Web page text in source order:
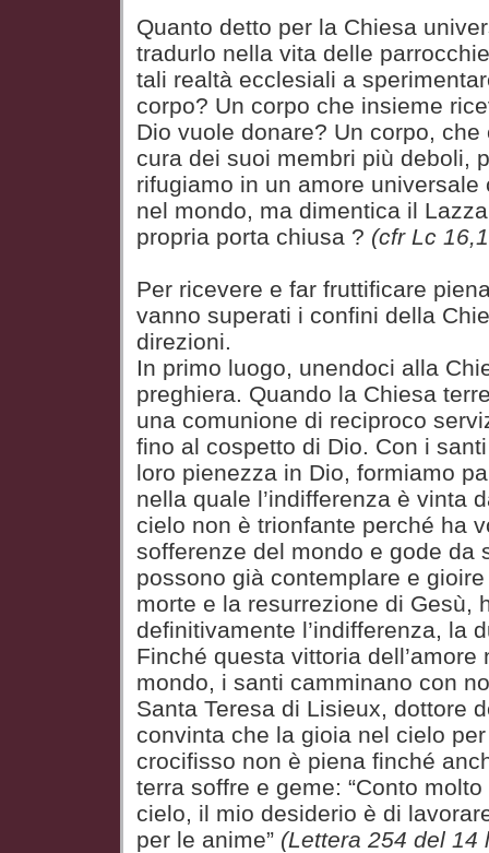
Quanto detto per la Chiesa
tradurlo nella vita delle
tali realtà ecclesiali a
corpo? Un corpo che insieme
Dio vuole donare? Un corpo,
cura dei suoi membri più deboli,
rifugiamo in un amore
nel mondo, ma dimentica il
propria porta chiusa ? (cfr Lc
Per ricevere e far fruttificare
vanno superati i confini della
direzioni.
In primo luogo, unendoci alla
preghiera. Quando la Chiesa
una comunione di reciproco
fino al cospetto di Dio. Con i
loro pienezza in Dio, formiamo
nella quale l’indifferenza è vinta
cielo non è trionfante perché ha
sofferenze del mondo e gode da
possono già contemplare e
morte e la resurrezione di Gesù,
definitivamente l’indifferenza, la
Finché questa vittoria
mondo, i santi camminano con
Santa Teresa di Lisieux, dottore
convinta che la gioia nel cielo
crocifisso non è piena finché
terra soffre e geme: “Conto
cielo, il mio desiderio è di
per le anime” (Lettera 254 del 14